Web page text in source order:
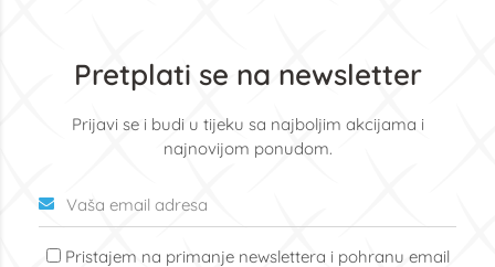
Pretplati se na newsletter
Prijavi se i budi u tijeku sa najboljim akcijama i
najnovijom ponudom.
Pristajem na primanje newslettera i pohranu email